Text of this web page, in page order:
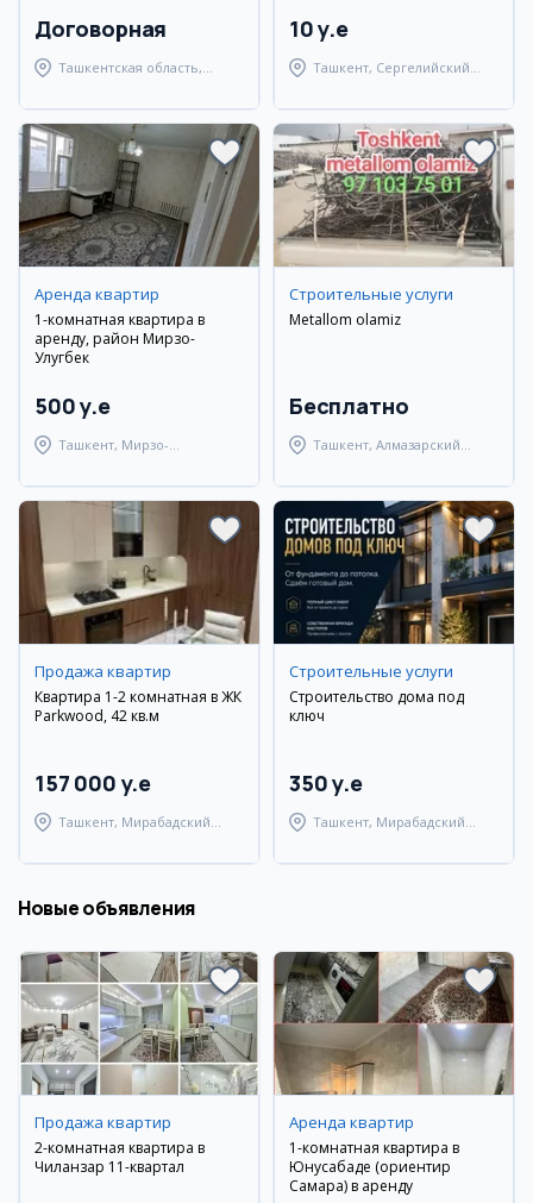
Договорная
Ташкентская область,
10 y.e
Ташкент, Сергелийский
Аренда квартир
1-комнатная квартира в
аренду, район Мирзо-
Улугбек
500 y.e
Ташкент, Мирзо-
Cтроительные услуги
Metallom olamiz
Бесплатно
Ташкент, Алмазарский
Продажа квартир
Квартира 1-2 комнатная в ЖК
Parkwood, 42 кв.м
157 000 y.e
Ташкент, Мирабадский
Cтроительные услуги
Строительство дома под
ключ
350 y.e
Ташкент, Мирабадский
Новые объявления
Продажа квартир
2-комнатная квартира в
Чиланзар 11-квартал
Аренда квартир
1-комнатная квартира в
Юнусабаде (ориентир
Самара) в аренду